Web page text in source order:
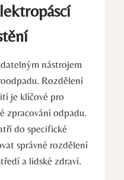
nástrojem
Rozdělení
je klíčové pro
zpracování odpadu.
do specifické
správné rozdělení
a lidské zdraví.